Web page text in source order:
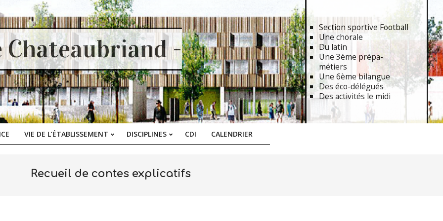
Chateaubriand -
Section sportive Football
Une chorale
Du latin
Une 3ème prépa-
métiers
Une 6ème bilangue
Des éco-délégués
Des activités le midi
Primary
VIE DE L’ÉTABLISSEMENT DISCIPLINES CDI CALENDRIER
Recueil de contes explicatifs